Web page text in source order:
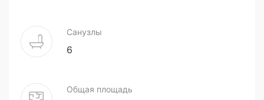
Санузлы
6
Общая площадь